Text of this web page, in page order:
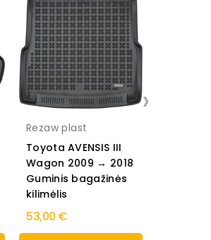
Rezaw plast
Toyota AVENSIS III
Wagon 2009 → 2018
Guminis bagažinės
kilimėlis
53,00 €
›